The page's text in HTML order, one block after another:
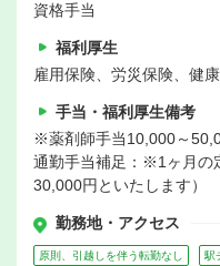
資格手当
福利厚生
雇用保険、労災保険、健
手当・福利厚生備考
※薬剤師手当10,000～
通勤手当補足：※1ヶ月の
30,000円といたします）
勤務地・アクセス
原則、引越しを伴う転勤なし 駅